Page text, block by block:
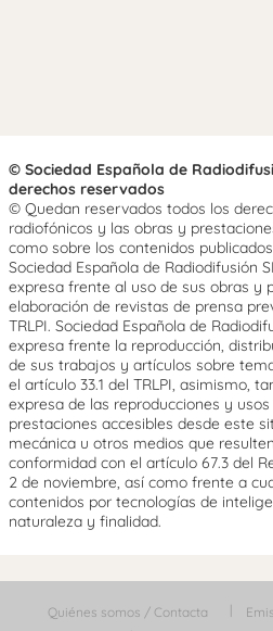
© Sociedad Española de
derechos reservados
© Quedan reservados todos los
radiofónicos y las obras y
como sobre los contenidos
Sociedad Española de Radiodifusión
expresa frente al uso de sus obras y
elaboración de revistas de prensa
TRLPI. Sociedad Española de
expresa frente la reproducción,
de sus trabajos y artículos sobre
el artículo 33.1 del TRLPI, asimismo,
expresa de las reproducciones y
prestaciones accesibles desde este
mecánica u otros medios que
conformidad con el artículo 67.3 del
2 de noviembre, así como frente a
contenidos por tecnologías de
naturaleza y finalidad.
Quiénes somos / Contacta